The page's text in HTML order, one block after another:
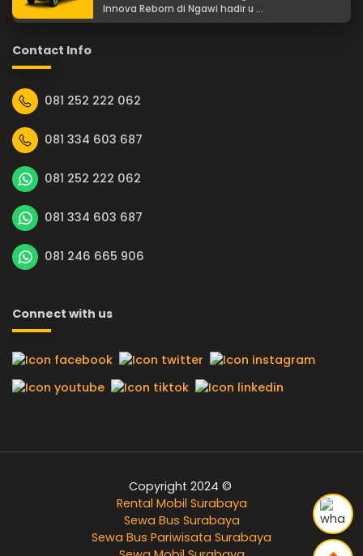
Innova Reborn di Ngawi hadir u ...
Contact Info
081 252 222 062
081 334 603 687
081 252 222 062
081 334 603 687
081 246 665 906
Connect with us
Copyright 2024 ©
Rental Mobil Surabaya
Sewa Bus Surabaya
Sewa Bus Pariwisata Surabaya